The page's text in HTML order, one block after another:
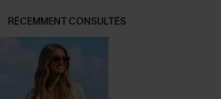
RÉCEMMENT CONSULTÉS